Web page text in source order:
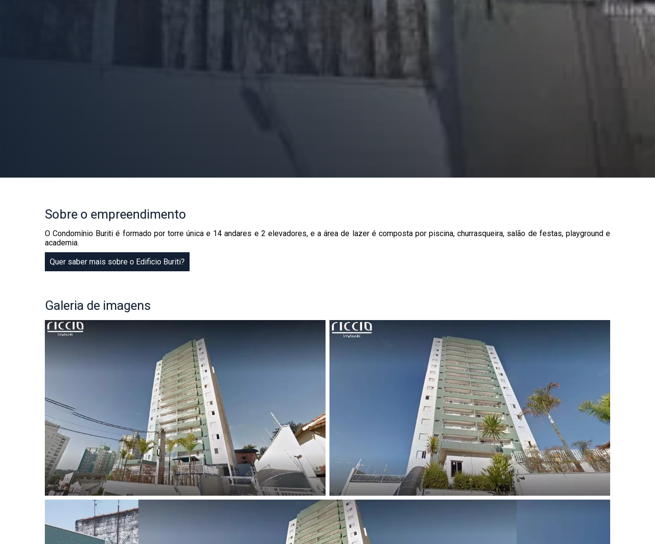
Sobre o empreendimento
O Condomínio Buriti é formado por torre única e 14 andares e 2 elevadores, e a área de lazer é composta por piscina, churrasqueira, salão de festas, playground e
academia.
Quer saber mais sobre o Edificio Buriti?
Galeria de imagens